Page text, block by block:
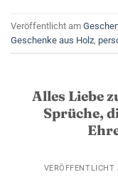
Veröffentlicht am
Geschenke aus Holz
Alles Liebe
Sprüche,
VERÖFFENTLICHT